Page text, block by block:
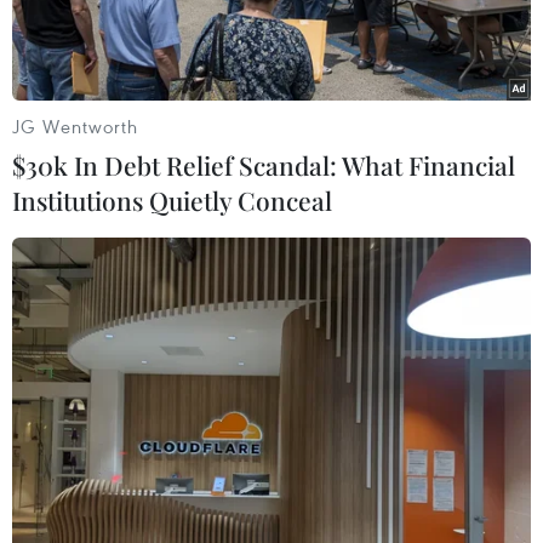
phúc.
Thứ trưởng Bộ Giáo dục và Đào tạo Phạm Ngọc Thưởng chỉ
đạo dứt khoát làm tốt dạy học chính khoá. (Ảnh: Bộ GD-ĐT)
"Tại sao việc sửa chữa nhỏ cơ sở vật chất của
nhà trường phải phụ thuộc vào dạy thêm, học
JG Wentworth
$30k In Debt Relief Scandal: What Financial
Institutions Quietly Conceal